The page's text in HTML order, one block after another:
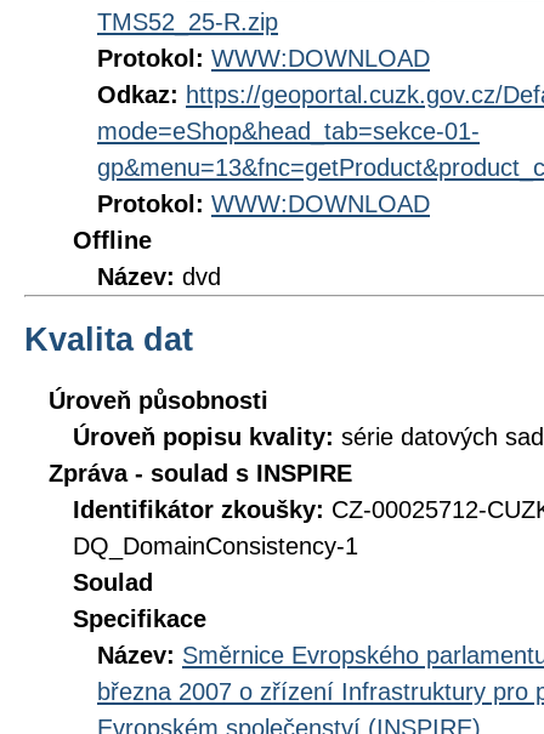
TMS52_25-R.zip
Protokol: WWW:DOWNLOAD
Odkaz: https://geoportal.cuzk.gov.cz/
mode=eShop&head_tab=sekce-01-
Protokol: WWW:DOWNLOAD
Offline
Název: dvd
Kvalita dat
Úroveň působnosti
Úroveň popisu kvality: série datových sad
Zpráva - soulad s INSPIRE
Identifikátor zkoušky: CZ-00025712-
DQ_DomainConsistency-1
Soulad
Specifikace
Název: Směrnice Evropského
března 2007 o zřízení Infrastruktury pro
Evropském společenství (INSPIRE)